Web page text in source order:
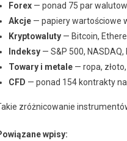
Forex — ponad 75 par
Akcje — papiery wartościowe
Kryptowaluty — Bitcoin,
Indeksy — S&P 500, NASDAQ,
Towary i metale — ropa,
CFD — ponad 154 kontrakty
zróżnicowanie
wpisy: